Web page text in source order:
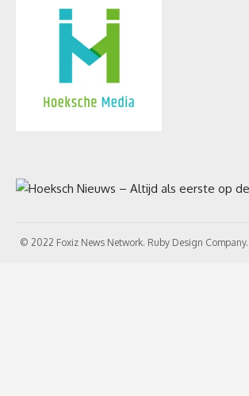
© 2022 Foxiz News Network. Ruby Design